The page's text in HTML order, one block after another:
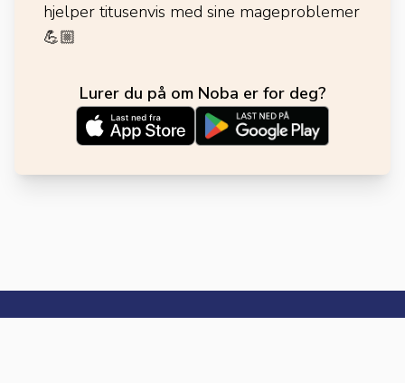
hjelper titusenvis med sine mageproblemer
💪🏼
Lurer du på om Noba er for deg?